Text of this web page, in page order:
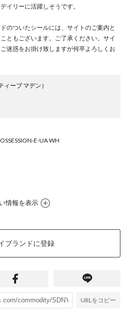
イリーに活躍しそうです。
のついたシールには、サイトのご案内と
ともございます。ご了承ください。サイ
迷惑をお掛け致しますが何卒よろしくお
ィーブ マデン）
E-UA WH
情報を表示
ブランドに登録
URLをコピー